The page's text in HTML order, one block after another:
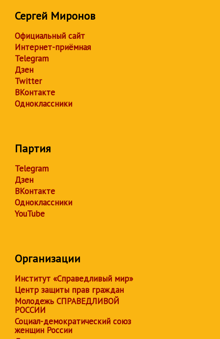
Сергей Миронов
Официальный сайт
Интернет-приёмная
Telegram
Дзен
Twitter
ВКонтакте
Одноклассники
Партия
Telegram
Дзен
ВКонтакте
Одноклассники
YouTube
Организации
Институт «Справедливый мир»
Центр защиты прав граждан
Молодежь СПРАВЕДЛИВОЙ
РОССИИ
Социал-демократический союз
женщин России